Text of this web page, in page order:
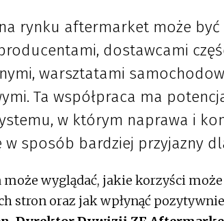
rynku aftermarket może być
dostawcami
warsztatami
Ta współpraca ma
w którym naprawa i
sposób bardziej przyjazny
może wyglądać, jakie korzyści
stron oraz jak wpłynąć